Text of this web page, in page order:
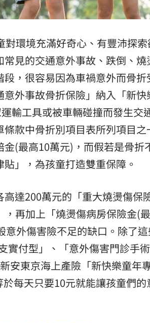
環境充滿好奇心、有豐沛探索
見的交通意外事故、跌倒、燒
，很容易因為車禍意外而骨折
外事故骨折保險」納入「新快
輸工具或被車輛碰撞而發生交
款中骨折別項目表所列項目之
(最高10萬元)，而假若是骨折
」，為孩童打造雙重保障。
達200萬元的「重大燒燙傷保
再加上「燒燙傷病房保險金(
外傷害險不足的缺口。除了
實付型」、「意外傷害門診手
安東京海上產險「新快樂童年
每天只要10元就能讓孩童們的